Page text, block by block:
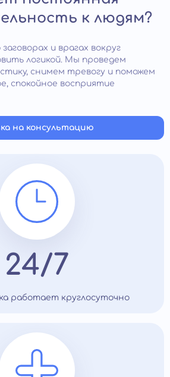
к людям?
и врагах вокруг
логикой. Мы проведем
снимем тревогу и поможем
спокойное восприятие
на консультацию
24/7
работает круглосуточно